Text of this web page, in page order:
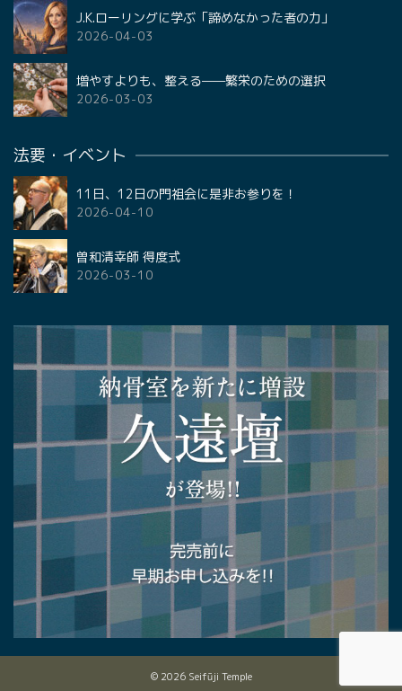
J.K.ローリングに学ぶ「諦めなかった者の力」
2026-04-03
増やすよりも、整える——繁栄のための選択
2026-03-03
法要・イベント
11日、12日の門祖会に是非お参りを！
2026-04-10
曽和清幸師 得度式
2026-03-10
© 2026 Seifūji Temple